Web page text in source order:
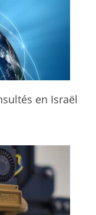
en Israël